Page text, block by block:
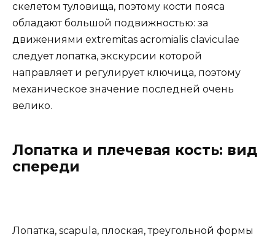
скелетом туловища, поэтому кости пояса
обладают большой подвижностью: за
движениями extremitas acromialis claviculae
следует лопатка, экскурсии которой
направляет и регулирует ключица, поэтому
механическое значение последней очень
велико.
Лопатка и плечевая кость: вид
спереди
Лопатка, scapula, плоская, треугольной формы